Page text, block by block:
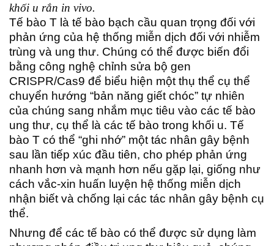
khối u rắn in vivo.
Tế bào T là tế bào bạch cầu quan trọng đối với
phản ứng của hệ thống miễn dịch đối với nhiễm
trùng và ung thư. Chúng có thể được biến đổi
bằng công nghệ chỉnh sửa bộ gen
CRISPR/Cas9 để biểu hiện một thụ thể cụ thể
chuyển hướng “bản năng giết chóc” tự nhiên
của chúng sang nhắm mục tiêu vào các tế bào
ung thư, cụ thể là các tế bào trong khối u. Tế
bào T có thể “ghi nhớ” một tác nhân gây bệnh
sau lần tiếp xúc đầu tiên, cho phép phản ứng
nhanh hơn và mạnh hơn nếu gặp lại, giống như
cách vắc-xin huấn luyện hệ thống miễn dịch
nhận biết và chống lại các tác nhân gây bệnh cụ
thể.
Nhưng để các tế bào có thể được sử dụng làm